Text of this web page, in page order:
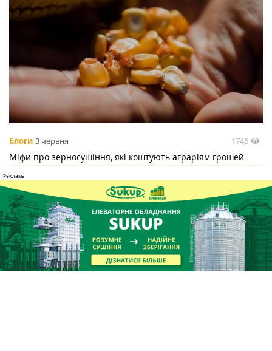
Блоги 3 червня 1746
Міфи про зерносушіння, які коштують аграріям грошей